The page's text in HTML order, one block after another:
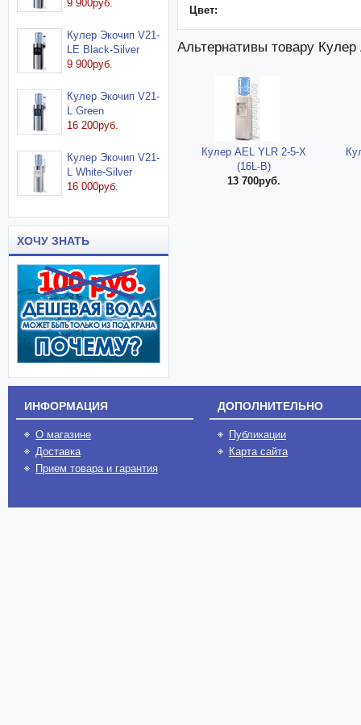
9 900руб.
Кулер Экочип V21-
LE Black-Silver
9 900руб.
Кулер Экочип V21-
L Green
16 200руб.
Кулер Экочип V21-
L White-Silver
16 000руб.
ХОЧУ ЗНАТЬ
Цвет:
Альтернативы товару
Кулер AEL YLR 2-5-X
(16L-B)
13 700руб.
ИНФОРМАЦИЯ
О магазине
Доставка
Прием товара и гарантия
ДОПОЛНИТЕЛЬНО
Публикации
Карта сайта